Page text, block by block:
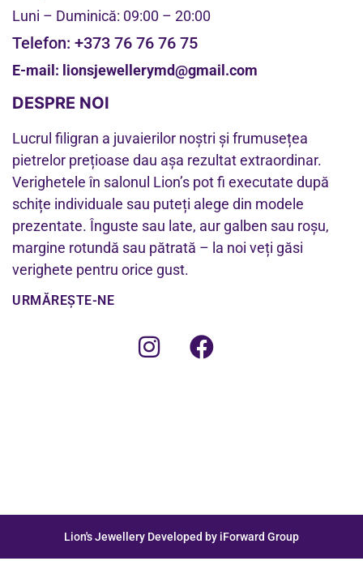
Luni – Duminică: 09:00 – 20:00
Telefon: +373 76 76 76 75
E-mail: lionsjewellerymd@gmail.com
DESPRE NOI
Lucrul filigran a juvaierilor noștri și frumusețea
pietrelor prețioase dau așa rezultat extraordinar.
Verighetele în salonul Lion’s pot fi executate după
schițe individuale sau puteți alege din modele
prezentate. Înguste sau late, aur galben sau roșu,
margine rotundă sau pătrată – la noi veți găsi
verighete pentru orice gust.
URMĂREȘTE-NE
Lion's Jewellery Developed by iForward Group